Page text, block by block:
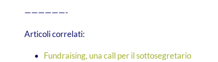
——————-
Articoli correlati:
Fundraising, una call per il sottosegretario